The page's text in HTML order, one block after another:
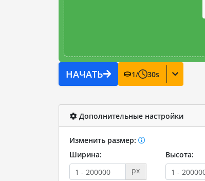
НАЧАТЬ 1/ 30s
Дополнительные настройки
Изменить размер:
Ширина:
px
Высота: